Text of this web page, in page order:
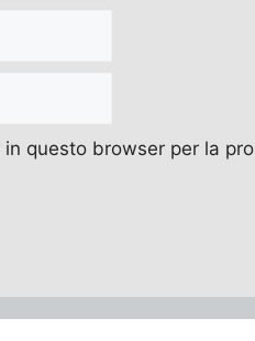
questo browser per la